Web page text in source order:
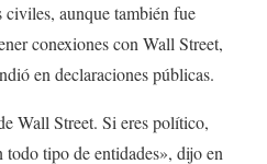
civiles, aunque también fue
conexiones con Wall Street,
en declaraciones públicas.
Wall Street. Si eres político,
todo tipo de entidades», dijo en